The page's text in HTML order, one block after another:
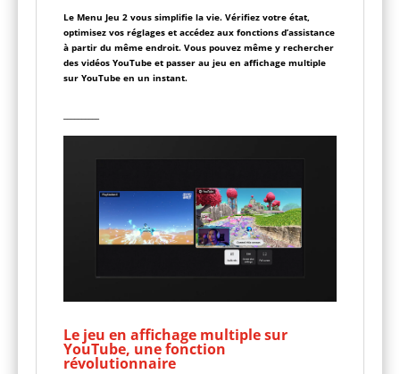
Le Menu Jeu 2 vous simplifie la vie. Vérifiez votre état,
optimisez vos réglages et accédez aux fonctions d’assistance
à partir du même endroit. Vous pouvez même y rechercher
des vidéos YouTube et passer au jeu en affichage multiple
sur YouTube en un instant.
Le jeu en affichage multiple sur
YouTube, une fonction
révolutionnaire